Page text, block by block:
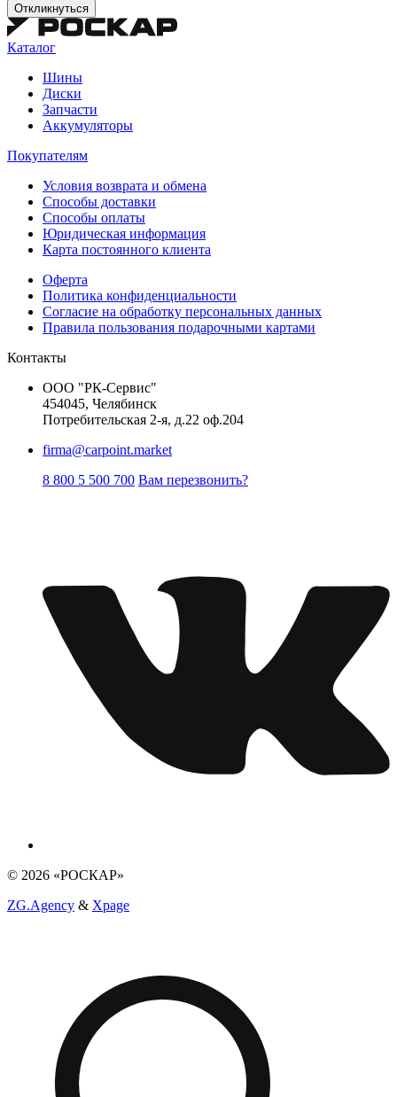
Откликнуться
Каталог
Шины
Диски
Запчасти
Аккумуляторы
Покупателям
Условия возврата и обмена
Способы доставки
Способы оплаты
Юридическая информация
Карта постоянного клиента
Оферта
Политика конфиденциальности
Согласие на обработку персональных данных
Правила пользования подарочными картами
Контакты
ООО "РК-Сервис"
454045, Челябинск
Потребительская 2-я, д.22 оф.204
firma@carpoint.market
8 800 5 500 700 Вам перезвонить?
© 2026 «РОСКАР»
ZG.Agency & Xpage